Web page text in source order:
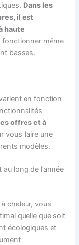
Dans les
il est
haute
fonctionner même
basses.
en fonction
offres et à
vous faire une
modèles.
long de l’année
chaleur, vous
quelle que soit
écologiques et